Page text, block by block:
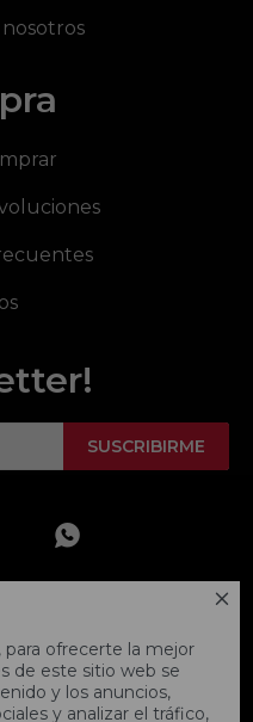

para ofrecerte la mejor
de este sitio web se
y los anuncios,
y analizar el tráfico,
SUSCRIBIRME
